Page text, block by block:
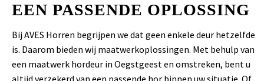
EEN PASSENDE OPLOSSING
Bij AVES Horren begrijpen we dat geen enkele deur hetzelfde
is. Daarom bieden wij maatwerkoplossingen. Met behulp van
een maatwerk hordeur in Oegstgeest en omstreken, bent u
altijd verzekerd van een passende hor binnen uw situatie. Of